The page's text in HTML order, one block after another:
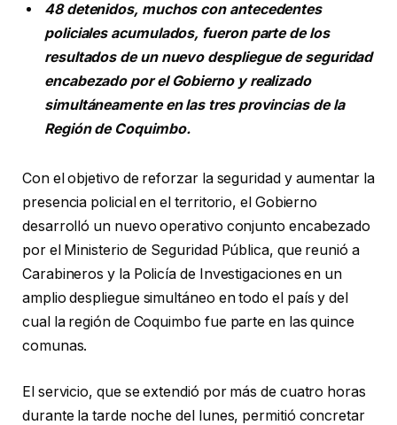
48 detenidos, muchos con antecedentes
policiales acumulados, fueron parte de los
resultados de un nuevo despliegue de seguridad
encabezado por el Gobierno y realizado
simultáneamente en las tres provincias de la
Región de Coquimbo.
Con el objetivo de reforzar la seguridad y aumentar la
presencia policial en el territorio, el Gobierno
desarrolló un nuevo operativo conjunto encabezado
por el Ministerio de Seguridad Pública, que reunió a
Carabineros y la Policía de Investigaciones en un
amplio despliegue simultáneo en todo el país y del
cual la región de Coquimbo fue parte en las quince
comunas.
El servicio, que se extendió por más de cuatro horas
durante la tarde noche del lunes, permitió concretar